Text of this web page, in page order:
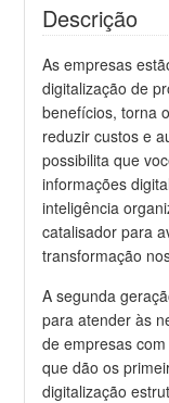
Descrição
As empresas
digitalização de
benefícios, torna
reduzir custos e
possibilita que
informações
inteligência
catalisador para
transformação
A segunda
para atender às
de empresas
que dão os
digitalização